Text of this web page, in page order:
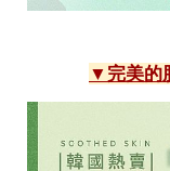
▼完美的